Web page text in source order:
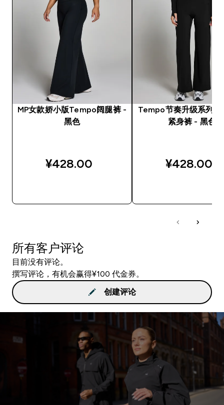
MP女款娇小版Tempo阔腿裤 -
黑色
¥428.00‎
Tempo节奏升级系列女
紧身裤 - 黑色
¥428.00‎
所有客户评论
目前没有评论。
撰写评论，有机会赢得¥100 代金券。
创建评论